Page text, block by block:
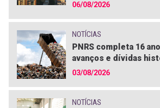
06/08/2026
NOTÍCIAS
PNRS completa 16
avanços e dívidas
03/08/2026
NOTÍCIAS